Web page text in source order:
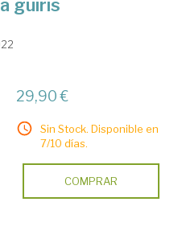
guiris
29,90 €
Sin Stock. Disponible en
7/10 días.
COMPRAR